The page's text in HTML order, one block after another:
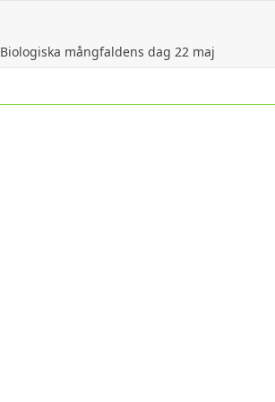
Biologiska mångfaldens dag 22 maj